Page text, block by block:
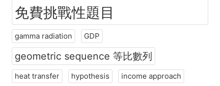
免費挑戰性題目
gamma radiation GDP
geometric sequence 等比數列
heat transfer hypothesis
income approach